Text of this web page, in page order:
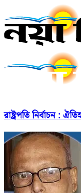
রাষ্ট্রপতি নির্বাচন :